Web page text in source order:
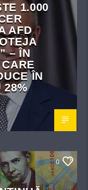
1.000
AFD
– ÎN
ÎN
28%
0